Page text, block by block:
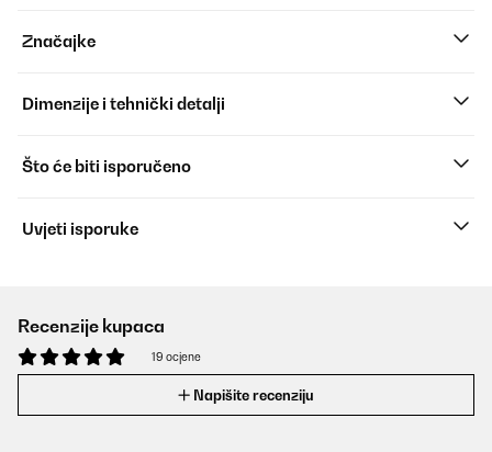
Značajke
Dimenzije i tehnički detalji
Što će biti isporučeno
Uvjeti isporuke
Recenzije kupaca
19 ocjene
Napišite recenziju